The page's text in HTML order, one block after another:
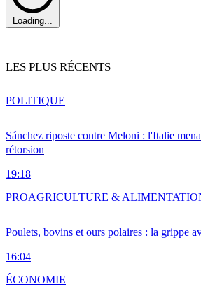
Loading...
LES PLUS RÉCENTS
Sánchez riposte contre Meloni : l'Italie
rétorsion
19:18
POLITIQUE
Poulets, bovins et ours polaires : la grippe
16:04
PROAGRICULTURE &
ÉCONOMIE